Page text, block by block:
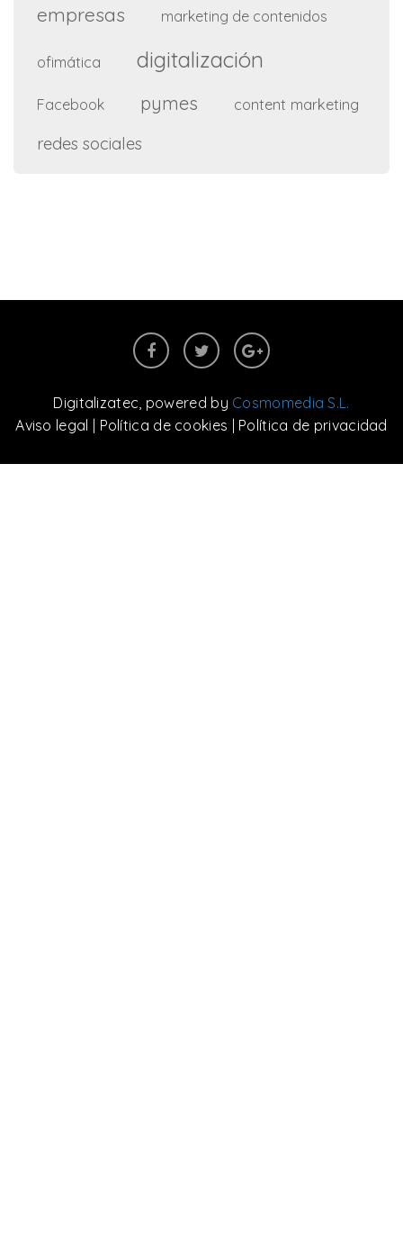
empresas marketing de contenidos
ofimática digitalización
Facebook pymes content marketing
redes sociales
Digitalizatec, powered by Cosmomedia S.L.
Aviso legal
Política de cookies Política de privacidad